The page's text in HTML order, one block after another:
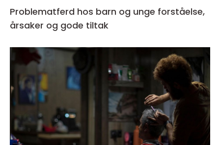
Problematferd hos barn og unge forståelse,
årsaker og gode tiltak